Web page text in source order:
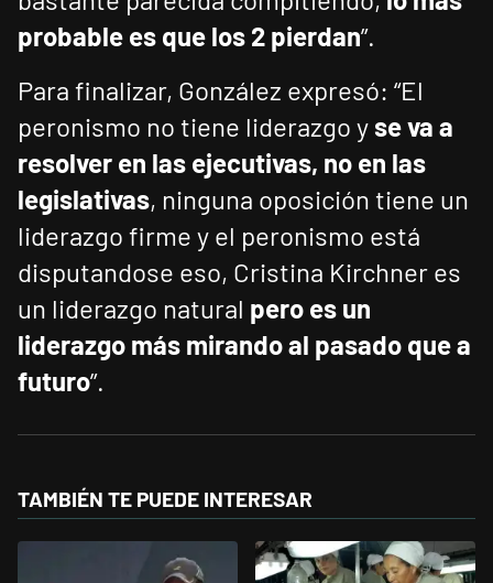
probable es que los 2 pierdan”.
Para finalizar, González expresó: “El
peronismo no tiene liderazgo y se va a
resolver en las ejecutivas, no en las
legislativas, ninguna oposición tiene un
liderazgo firme y el peronismo está
disputandose eso, Cristina Kirchner es
un liderazgo natural pero es un
liderazgo más mirando al pasado que a
futuro”.
TAMBIÉN TE PUEDE INTERESAR